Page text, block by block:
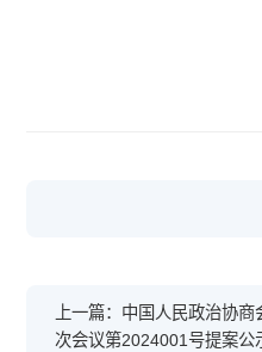
上一篇：中国人民政治协
次会议第2024001号提案公